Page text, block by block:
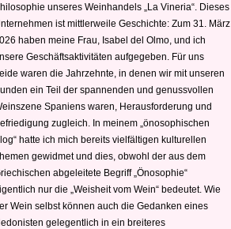
unseres Weinhandels „La Vineria“. Dieses
ist mittlerweile Geschichte: Zum 31. März
haben meine Frau, Isabel del Olmo, und ich
Geschäftsaktivitäten aufgegeben. Für uns
waren die Jahrzehnte, in denen wir mit unseren
ein Teil der spannenden und genussvollen
Spaniens waren, Herausforderung und
zugleich. In meinem „önosophischen
hatte ich mich bereits vielfältigen kulturellen
gewidmet und dies, obwohl der aus dem
abgeleitete Begriff „Önosophie“
nur die „Weisheit vom Wein“ bedeutet. Wie
Wein selbst können auch die Gedanken eines
gelegentlich in ein breiteres